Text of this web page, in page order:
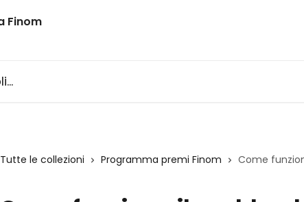
Tutte le collezioni Programma premi Finom Come